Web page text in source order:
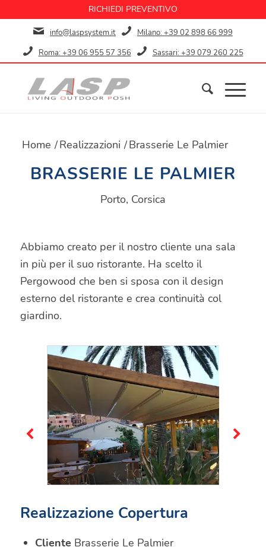
RICHIEDI PREVENTIVO
info@laspsystem.it
Milano: +39 02 898 66 999
Roma: +39 06 955 57 356
Sassari: +39 079 260 225
Home /Realizzazioni /Brasserie Le Palmier
BRASSERIE LE PALMIER
Porto, Corsica
Abbiamo creato per il nostro cliente una sala
in più per il suo ristorante. Ha scelto il
Pergowood che ben si sposa con il design
esterno del ristorante e crea continuità col
giardino.
Realizzazione Copertura
Cliente Brasserie Le Palmier